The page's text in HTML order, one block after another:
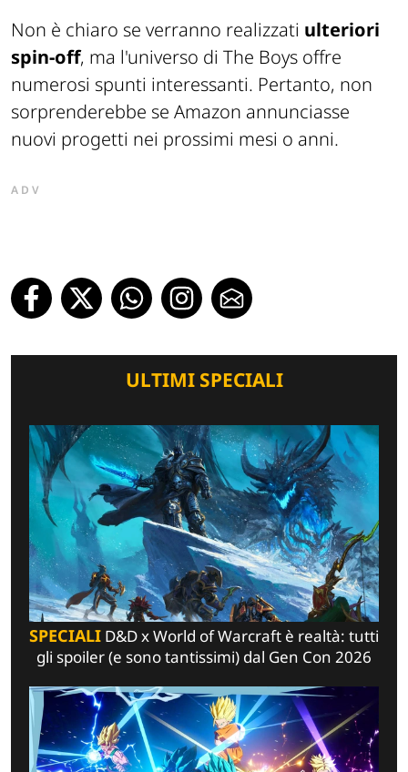
Non è chiaro se verranno realizzati ulteriori
spin-off, ma l'universo di The Boys offre
numerosi spunti interessanti. Pertanto, non
sorprenderebbe se Amazon annunciasse
nuovi progetti nei prossimi mesi o anni.
ADV
ULTIMI SPECIALI
SPECIALI D&D x World of Warcraft è realtà: tutti
gli spoiler (e sono tantissimi) dal Gen Con 2026